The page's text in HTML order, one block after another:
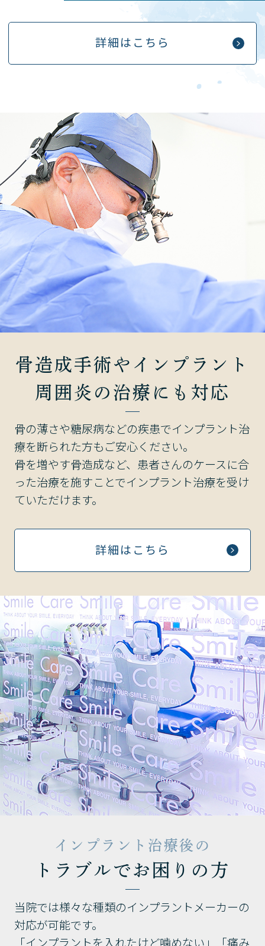
詳細はこちら
骨造成手術やインプラント
周囲炎の治療にも対応
骨の薄さや糖尿病などの疾患でインプラント治
療を断られた方もご安心ください。
骨を増やす骨造成など、患者さんのケースに合
った治療を施すことでインプラント治療を受け
ていただけます。
詳細はこちら
インプラント治療後の
トラブルでお困りの方
当院では様々な種類のインプラントメーカーの
対応が可能です。
「インプラントを入れたけど噛めない」「痛み